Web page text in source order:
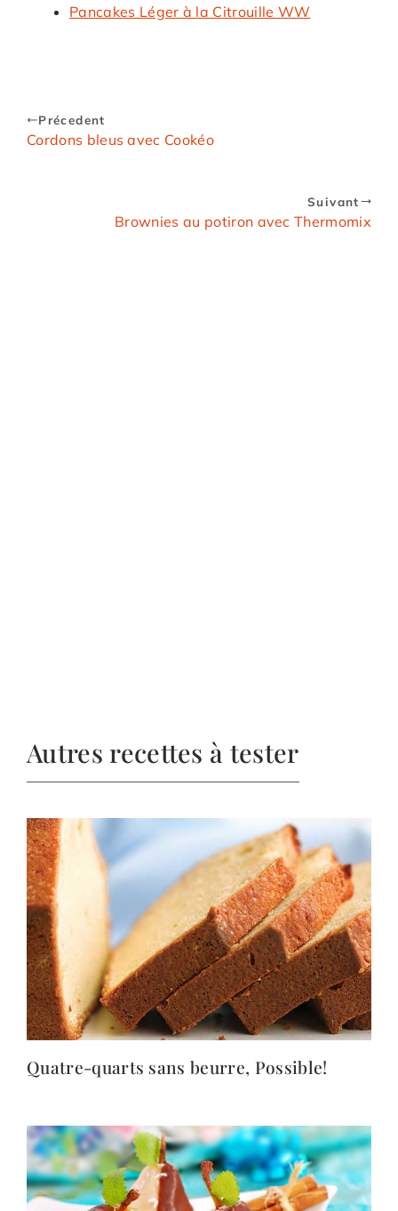
Pancakes Léger à la Citrouille WW
Précedent
Cordons bleus avec Cookéo
Suivant
Brownies au potiron avec Thermomix
Autres recettes à tester
Quatre-quarts sans beurre, Possible!